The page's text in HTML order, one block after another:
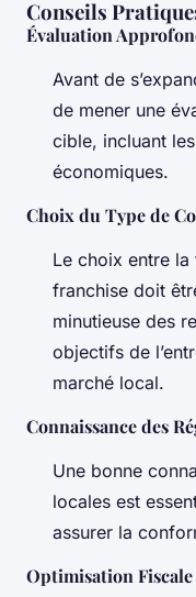
Conseils
Évaluation
Avant de
de mener une
cible, incluant
économiques.
Choix du Type de
Le choix entre
franchise doit
minutieuse des
objectifs de
marché local.
Connaissance des
Une bonne
locales est
assurer la
Optimisation Fiscale